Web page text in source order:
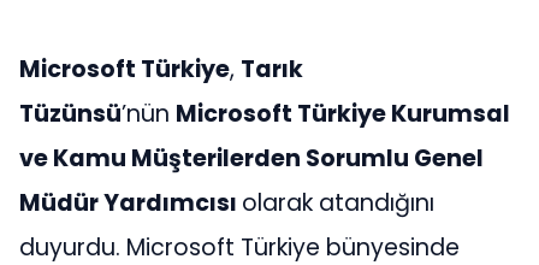
Microsoft Türkiye, Tarık
Tüzünsü’nün Microsoft Türkiye Kurumsal
ve Kamu Müşterilerden Sorumlu Genel
Müdür Yardımcısı olarak atandığını
duyurdu. Microsoft Türkiye bünyesinde